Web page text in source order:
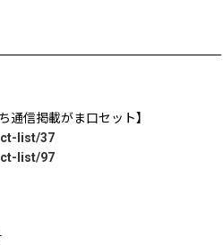
通信掲載がま口セット】
list/37
list/97